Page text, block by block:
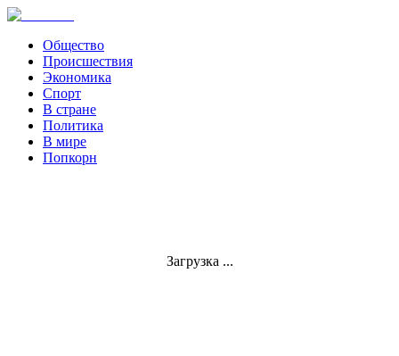
Общество
Происшествия
Экономика
Спорт
В стране
Политика
В мире
Попкорн
Загрузка ...